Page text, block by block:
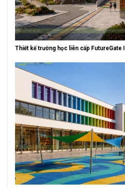
Thiết kế trường học liên cấp FutureGate